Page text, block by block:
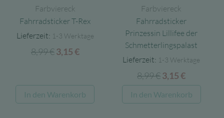
Farbviereck
Fahrradsticker T-Rex
Lieferzeit: 1-3 Werktage
8,99€ Ursprünglicher
8,99 €
3,15€Aktueller
3,15 €.
In den Warenkorb
Farbviereck
Fahrradsticker
Prinzessin Lillifee der
Schmetterlingspalast
Lieferzeit: 1-3 Werktage
8,99€Ursprünglicher
Preis
war:
3,15€Aktueller
Preis
ist:
In den Warenkorb